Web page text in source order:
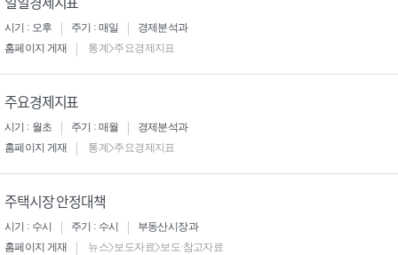
시기 : 오후 주기 : 매일
경제분석과
홈페이지 게재
통계>주요경제지표
주요경제지표
시기 : 월초 주기 : 매월
경제분석과
홈페이지 게재
통계>주요경제지표
주택시장 안정대책
시기 : 수시 주기 : 수시
부동산시장과
홈페이지 게재
뉴스>보도자료>보도·참고자료